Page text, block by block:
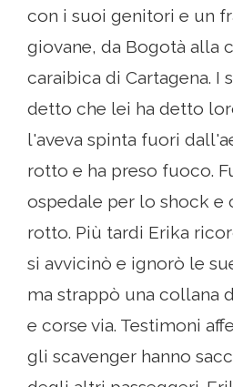
con i suoi genitori e un
giovane, da Bogotà alla
caraibica di Cartagena. I
detto che lei ha detto
l'aveva spinta fuori
rotto e ha preso fuoco.
ospedale per lo shock e
rotto. Più tardi Erika
si avvicinò e ignorò le
ma strappò una collana
e corse via. Testimoni
gli scavenger hanno